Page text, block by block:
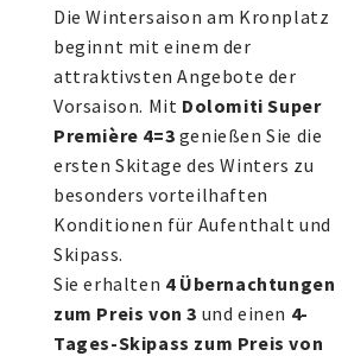
Die Wintersaison am Kronplatz
beginnt mit einem der
attraktivsten Angebote der
Vorsaison. Mit Dolomiti Super
Première 4=3 genießen Sie die
ersten Skitage des Winters zu
besonders vorteilhaften
Konditionen für Aufenthalt und
Skipass.
Sie erhalten 4 Übernachtungen
zum Preis von 3 und einen 4-
Tages-Skipass zum Preis von